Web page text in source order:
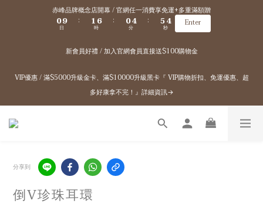
赤峰品牌概念店開幕 / 官網任一消費享免運+多重滿額贈
1
09
8
6
4
1
日
:
2
1
0
7
6
5
3
0
時
:
1
0
5
4
3
1
分
:
6
5
4
2
0
5
4
3
1
秒 Enter
新會員好禮 / 加入官網會員直接送$100購物金
VIP優惠 / 滿$5000升級金卡、滿$10000升級黑卡『 VIP購物折扣、免運優惠、超
多好康拿不完！』詳細資訊→
分享到
倒V珍珠耳環